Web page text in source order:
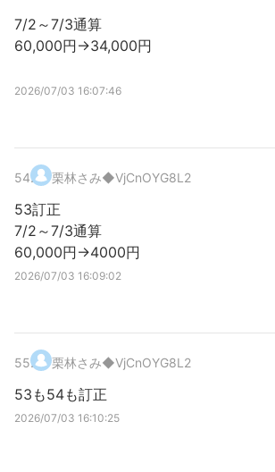
7/2～7/3通算
60,000円→34,000円
2026/07/03 16:07:46
54. 栗林さみ◆VjCnOYG8L2
53訂正
7/2～7/3通算
60,000円→4000円
2026/07/03 16:09:02
55. 栗林さみ◆VjCnOYG8L2
53も54も訂正
2026/07/03 16:10:25